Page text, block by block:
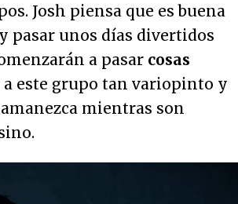
Josh piensa que es buena
pasar unos días divertidos
a pasar cosas
a este grupo tan variopinto y
mientras son